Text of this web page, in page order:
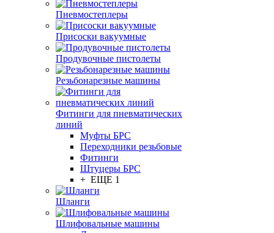
Пневмостеплеры
Присоски вакуумные
Продувочные пистолеты
Резьбонарезные машины
Фитинги для пневматических
линий
Муфты БРС
Переходники резьбовые
Фитинги
Штуцеры БРС
+ ЕЩЕ 1
Шланги
Шлифовальные машины